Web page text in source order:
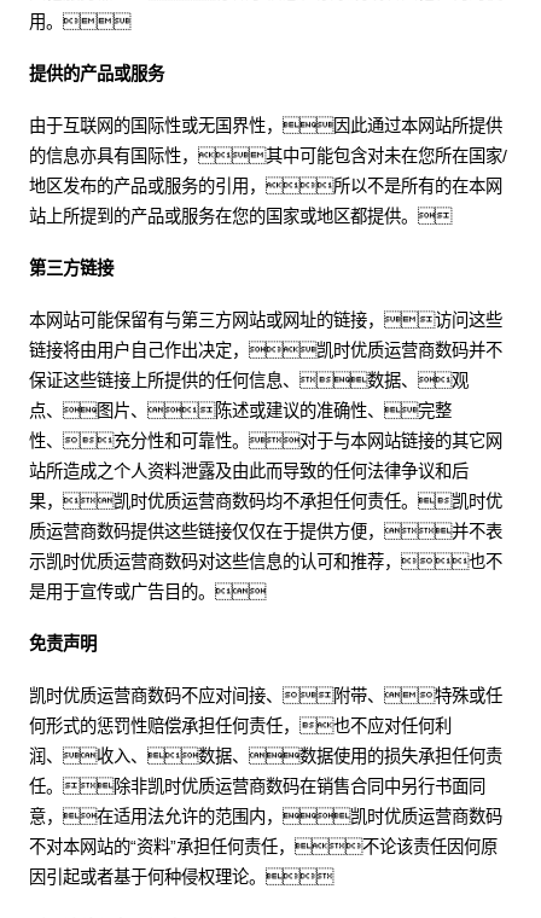
用。
提供的产品或服务
由于互联网的国际性或无国界性，因此通过本网站所提供
的信息亦具有国际性，其中可能包含对未在您所在国家/
地区发布的产品或服务的引用，所以不是所有的在本网
站上所提到的产品或服务在您的国家或地区都提供。
第三方链接
本网站可能保留有与第三方网站或网址的链接，访问这些
链接将由用户自己作出决定，凯时优质运营商数码并不
保证这些链接上所提供的任何信息、数据、观
点、图片、陈述或建议的准确性、完整
性、充分性和可靠性。对于与本网站链接的其它网
站所造成之个人资料泄露及由此而导致的任何法律争议和后
果，凯时优质运营商数码均不承担任何责任。凯时优
质运营商数码提供这些链接仅仅在于提供方便，并不表
示凯时优质运营商数码对这些信息的认可和推荐，也不
是用于宣传或广告目的。
免责声明
凯时优质运营商数码不应对间接、附带、特殊或任
何形式的惩罚性赔偿承担任何责任，也不应对任何利
润、收入、数据、数据使用的损失承担任何责
任。除非凯时优质运营商数码在销售合同中另行书面同
意，在适用法允许的范围内，凯时优质运营商数码
不对本网站的“资料”承担任何责任，不论该责任因何原
因引起或者基于何种侵权理论。